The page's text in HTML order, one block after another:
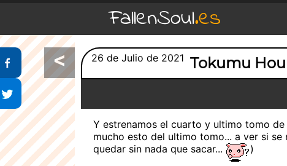
FallenSoul.es
<
Compartir en Facebook
Compartir en Twitter
26 de Julio de 2021 Tokumu
Y estrenamos el cuarto y ultimo tomo
mucho esto del ultimo tomo... a ver si
quedar sin nada que sacar...
)